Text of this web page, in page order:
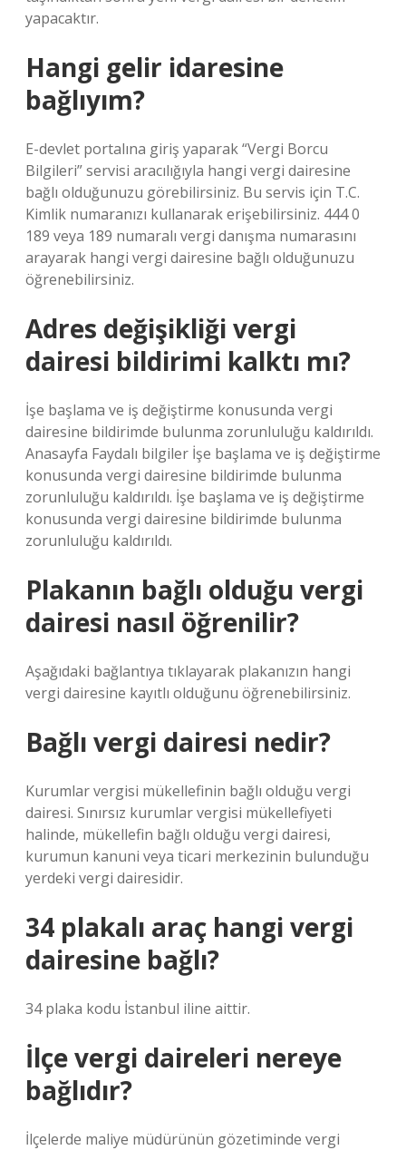
yapacaktır.
Hangi gelir idaresine
bağlıyım?
E-devlet portalına giriş yaparak “Vergi Borcu
Bilgileri” servisi aracılığıyla hangi vergi dairesine
bağlı olduğunuzu görebilirsiniz. Bu servis için T.C.
Kimlik numaranızı kullanarak erişebilirsiniz. 444 0
189 veya 189 numaralı vergi danışma numarasını
arayarak hangi vergi dairesine bağlı olduğunuzu
öğrenebilirsiniz.
Adres değişikliği vergi
dairesi bildirimi kalktı mı?
İşe başlama ve iş değiştirme konusunda vergi
dairesine bildirimde bulunma zorunluluğu kaldırıldı.
Anasayfa Faydalı bilgiler İşe başlama ve iş değiştirme
konusunda vergi dairesine bildirimde bulunma
zorunluluğu kaldırıldı. İşe başlama ve iş değiştirme
konusunda vergi dairesine bildirimde bulunma
zorunluluğu kaldırıldı.
Plakanın bağlı olduğu vergi
dairesi nasıl öğrenilir?
Aşağıdaki bağlantıya tıklayarak plakanızın hangi
vergi dairesine kayıtlı olduğunu öğrenebilirsiniz.
Bağlı vergi dairesi nedir?
Kurumlar vergisi mükellefinin bağlı olduğu vergi
dairesi. Sınırsız kurumlar vergisi mükellefiyeti
halinde, mükellefin bağlı olduğu vergi dairesi,
kurumun kanuni veya ticari merkezinin bulunduğu
yerdeki vergi dairesidir.
34 plakalı araç hangi vergi
dairesine bağlı?
34 plaka kodu İstanbul iline aittir.
İlçe vergi daireleri nereye
bağlıdır?
İlçelerde maliye müdürünün gözetiminde vergi